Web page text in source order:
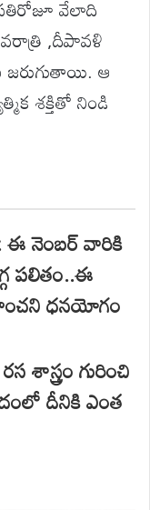
వేలాది
,దీపావళి
జరుగుతాయి. ఆ
శక్తితో నిండి
ఈ నెంబర్ వారికి
పలితం..ఈ
ధనయోగం
శాస్త్రం గురించి
దీనికి ఎంత